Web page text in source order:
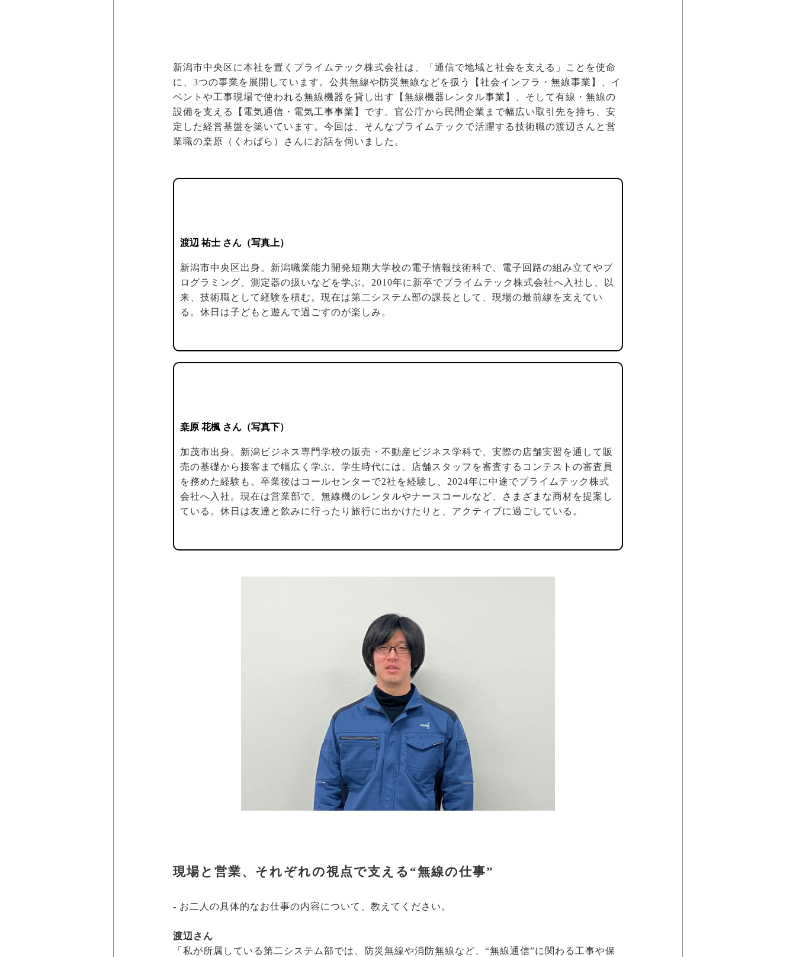
新潟市中央区に本社を置くプライムテック株式会社は、「通信で地域と社会を支える」ことを使命
に、3つの事業を展開しています。公共無線や防災無線などを扱う【社会インフラ・無線事業】、イ
ベントや工事現場で使われる無線機器を貸し出す【無線機器レンタル事業】、そして有線・無線の
設備を支える【電気通信・電気工事事業】です。官公庁から民間企業まで幅広い取引先を持ち、安
定した経営基盤を築いています。今回は、そんなプライムテックで活躍する技術職の渡辺さんと営
業職の桒原（くわばら）さんにお話を伺いました。
渡辺 祐士 さん（写真上）
新潟市中央区出身。新潟職業能力開発短期大学校の電子情報技術科で、電子回路の組み立てやプ
ログラミング、測定器の扱いなどを学ぶ。2010年に新卒でプライムテック株式会社へ入社し、以
来、技術職として経験を積む。現在は第二システム部の課長として、現場の最前線を支えてい
る。休日は子どもと遊んで過ごすのが楽しみ。
桒原 花楓 さん（写真下）
加茂市出身。新潟ビジネス専門学校の販売・不動産ビジネス学科で、実際の店舗実習を通して販
売の基礎から接客まで幅広く学ぶ。学生時代には、店舗スタッフを審査するコンテストの審査員
を務めた経験も。卒業後はコールセンターで2社を経験し、2024年に中途でプライムテック株式
会社へ入社。現在は営業部で、無線機のレンタルやナースコールなど、さまざまな商材を提案し
ている。休日は友達と飲みに行ったり旅行に出かけたりと、アクティブに過ごしている。
現場と営業、それぞれの視点で支える“無線の仕事”
- お二人の具体的なお仕事の内容について、教えてください。
渡辺さん
「私が所属している第二システム部では、防災無線や消防無線など、“無線通信”に関わる工事や保